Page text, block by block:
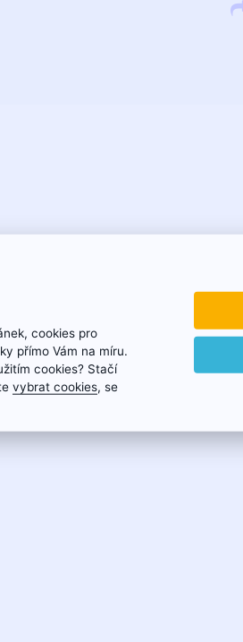
cookies pro
přímo Vám na míru.
cookies? Stačí
vybrat cookies, se